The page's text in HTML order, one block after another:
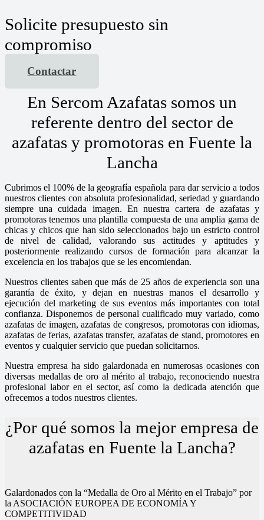
Solicite presupuesto sin
compromiso
Contactar
En Sercom Azafatas somos un
referente dentro del sector de
azafatas y promotoras en Fuente la
Lancha
Cubrimos el 100% de la geografía española para dar servicio a todos
nuestros clientes con absoluta profesionalidad, seriedad y guardando
siempre una cuidada imagen. En nuestra cartera de azafatas y
promotoras tenemos una plantilla compuesta de una amplia gama de
chicas y chicos que han sido seleccionados bajo un estricto control
de nivel de calidad, valorando sus actitudes y aptitudes y
posteriormente realizando cursos de formación para alcanzar la
excelencia en los trabajos que se les encomiendan.
Nuestros clientes saben que más de 25 años de experiencia son una
garantía de éxito, y dejan en nuestras manos el desarrollo y
ejecución del marketing de sus eventos más importantes con total
confianza. Disponemos de personal cualificado muy variado, como
azafatas de imagen, azafatas de congresos, promotoras con idiomas,
azafatas de ferias, azafatas transfer, azafatas de stand, promotores en
eventos y cualquier servicio que puedan solicitarnos.
Nuestra empresa ha sido galardonada en numerosas ocasiones con
diversas medallas de oro al mérito al trabajo, reconociendo nuestra
profesional labor en el sector, así como la dedicada atención que
ofrecemos a todos nuestros clientes.
¿Por qué somos la mejor empresa de
azafatas en Fuente la Lancha?
Galardonados con la “Medalla de Oro al Mérito en el Trabajo” por
la ASOCIACIÓN EUROPEA DE ECONOMÍA Y
COMPETITIVIDAD